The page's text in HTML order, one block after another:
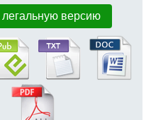
легальную версию